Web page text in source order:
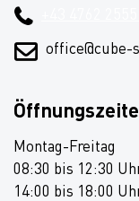
Montag-Freitag
08:30 bis 12:30
14:00 bis 18:00